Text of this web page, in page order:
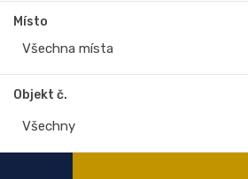
Místo
Všechna místa
Objekt č.